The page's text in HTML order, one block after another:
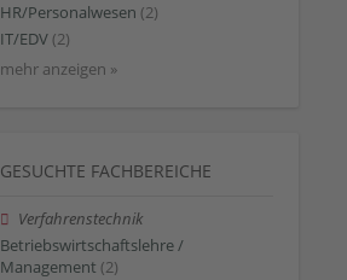
HR/Personalwesen (2)
IT/EDV (2)
mehr anzeigen »
GESUCHTE FACHBEREICHE
Verfahrenstechnik
Betriebswirtschaftslehre /
Management (2)